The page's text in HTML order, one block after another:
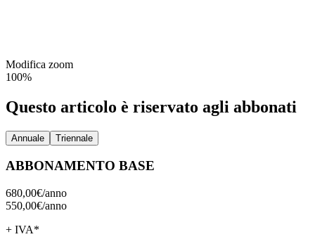
Modifica zoom
100%
Questo articolo è riservato agli abbonati
Annuale Triennale
ABBONAMENTO BASE
680,00€/anno
550,00€/anno
+ IVA*